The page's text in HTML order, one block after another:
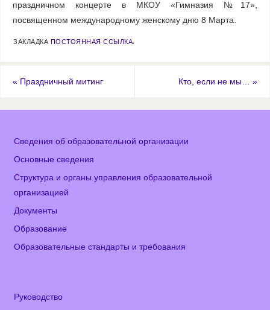
праздничном концерте в МКОУ «Гимназия №17»,
посвященном международному женскому дню 8 Марта.
ЗАКЛАДКА ПОСТОЯННАЯ ССЫЛКА
« Праздничный митинг Кто, если не мы… »
Сведения об образовательной организации
Основные сведения
Структура и органы управления образовательной
организацией
Документы
Образование
Образовательные стандарты и требования
Руководство